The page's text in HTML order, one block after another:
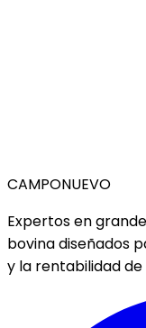
CAMPONUEVO
Expertos en
bovina diseñados
y la rentabilidad